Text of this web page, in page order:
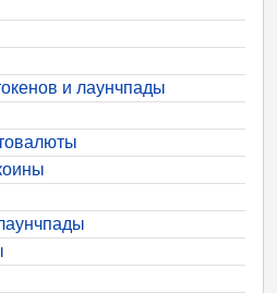
и лаунчпады